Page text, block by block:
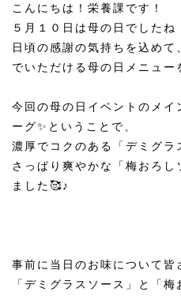
こんにちは！栄養課です！
５月１０日は母の日でしたね
日頃の感謝の気持ちを込め
でいただける母の日メニュー
今回の母の日イベントのメ
ーグ✨ということで、
濃厚でコクのある「デミグラ
さっぱり爽やかな「梅おろ
ました🥰♪
事前に当日のお味について皆
「デミグラスソース」と「